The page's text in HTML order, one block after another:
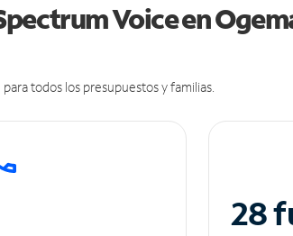
Voice en
todos los presupuestos y familias.
28